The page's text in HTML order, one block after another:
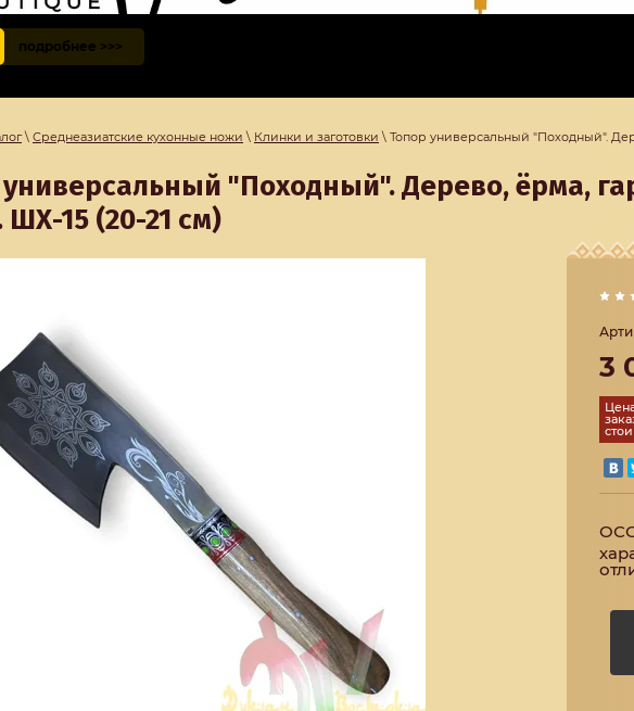
подробнее >>>
\ Среднеазиатские кухонные ножи \ Клинки и заготовки \ Топор универсальный "Походный".
"Походный". Дерево, ёрма,
ШХ-15 (20-21 см)
3